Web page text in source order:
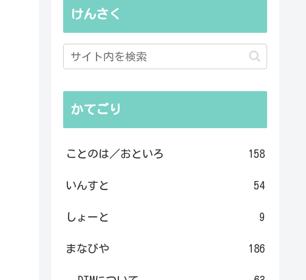
けんさく
かてごり
ことのは／おといろ 158
いんすと 54
しょーと 9
まなびや 186